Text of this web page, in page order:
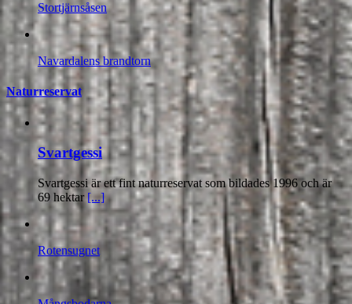
Stortjärnsåsen
Navardalens brandtorn
Naturreservat
Svartgessi
Svartgessi är ett fint naturreservat som bildades 1996 och är
69 hektar[...]
Rotensugnet